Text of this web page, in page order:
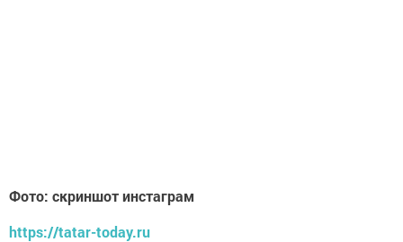
Фото: скриншот инстаграм
https://tatar-today.ru